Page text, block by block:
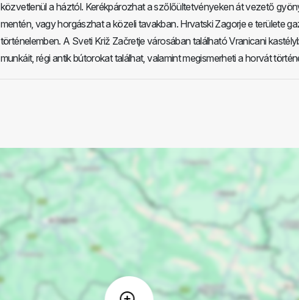
közvetlenül a háztól. Kerékpározhat a szőlőültetvényeken át vezető
mentén, vagy horgászhat a közeli tavakban. Hrvatski Zagorje e területe
történelemben. A Sveti Križ Začretje városában található Vranicani
munkáit, régi antik bútorokat találhat, valamint megismerheti a horvát